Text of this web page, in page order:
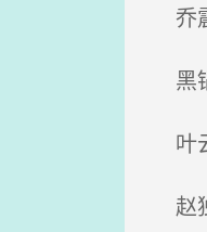
乔
黑
叶
赵